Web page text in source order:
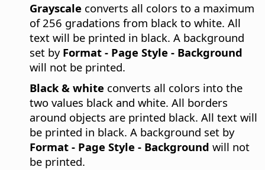
Grayscale converts all colors to a maximum
of 256 gradations from black to white. All
text will be printed in black. A background
set by Format - Page Style - Background
will not be printed.
Black & white converts all colors into the
two values black and white. All borders
around objects are printed black. All text will
be printed in black. A background set by
Format - Page Style - Background will not
be printed.